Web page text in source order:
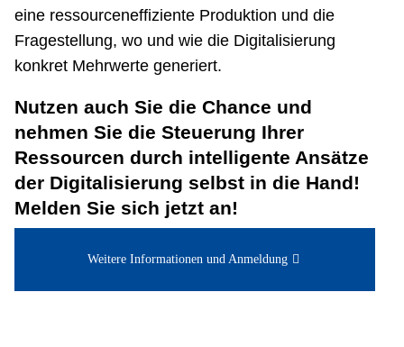
eine ressourceneffiziente Produktion und die
Fragestellung, wo und wie die Digitalisierung
konkret Mehrwerte generiert.
Nutzen auch Sie die Chance und
nehmen Sie die Steuerung Ihrer
Ressourcen durch intelligente Ansätze
der Digitalisierung selbst in die Hand!
Melden Sie sich jetzt an!
Weitere Informationen und Anmeldung